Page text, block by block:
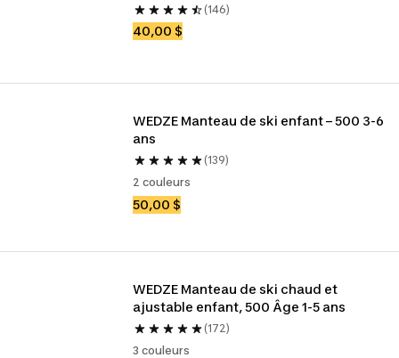
(146)
40,00 $
WEDZE Manteau de ski enfant – 500 3-6
ans
(139)
2 couleurs
50,00 $
WEDZE Manteau de ski chaud et
ajustable enfant, 500 Âge 1-5 ans
(172)
3 couleurs